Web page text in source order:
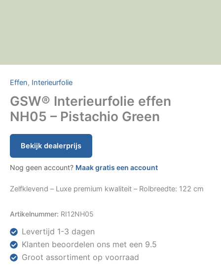
Effen, Interieurfolie
GSW® Interieurfolie effen
NH05 – Pistachio Green
Bekijk dealerprijs
Nog geen account? Maak gratis een account
Zelfklevend – Luxe premium kwaliteit – Rolbreedte: 122 cm
Artikelnummer: RI12NH05
Levertijd 1-3 dagen
Klanten beoordelen ons met een 9.5
Groot assortiment op voorraad